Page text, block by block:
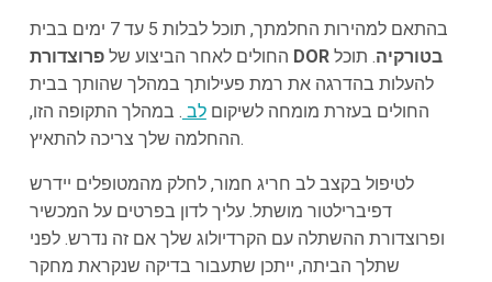
בהתאם למהירות החלמתך, תוכל לבלות 5 עד 7 ימים בבית
החולים לאחר הביצוע של
פרוצדורת DOR בטורקיה. תוכל
להעלות בהדרגה את רמת פעילותך במהלך שהותך בבית
החולים בעזרת מומחה לשיקוםלב . במהלך התקופה הזו,
ההחלמה שלך צריכה להתאיץ.
לטיפול בקצב לב חריג חמור, לחלק מהמטופלים יידרש
דפיברילטור מושתל. עליך לדון בפרטים על המכשיר
ופרוצדורת ההשתלה עם הקרדיולוג שלך אם זה נדרש. לפני
שתלך הביתה, ייתכן שתעבור בדיקה שנקראת מחקר